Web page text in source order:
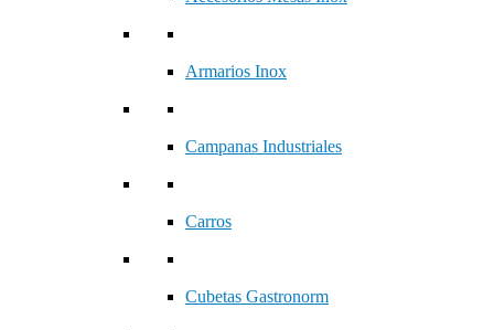
Armarios Inox
Campanas Industriales
Carros
Cubetas Gastronorm